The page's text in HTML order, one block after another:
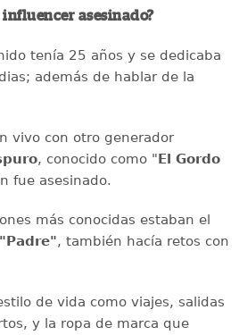
asesinado?
tenía 25 años y se dedicaba
además de hablar de la
vivo con otro generador
, conocido como "El Gordo
fue asesinado.
más conocidas estaban el
, también hacía retos con
de vida como viajes, salidas
y la ropa de marca que